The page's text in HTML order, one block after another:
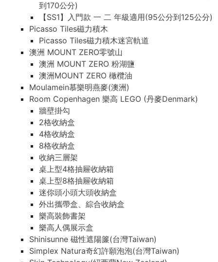
到170公分)
【SS1】入門款 一 二 年級適用(95公分到125公分)
Picasso Tiles磁力積木
Picasso Tiles磁力積木迷宮軌道
澳洲 MOUNT ZERO零號山
澳洲 MOUNT ZERO 粉湖鹽
澳洲MOUNT ZERO 橄欖油
Moulamein慕樂明燕麥(澳洲)
Room Copenhagen 樂高 LEGO (丹麥Denmark)
牆壁掛勾
2格收納盒
4格收納盒
8格收納盒
收納三層架
桌上型4格抽屜收納箱
桌上型8格抽屜收納箱
迷你頭小頭大頭收納盒
外出攜帶盒、綜合收納盒
樂高裝飾書架
樂高人偶展示盒
Shinisunne 磁性遮陽簾(台灣Taiwan)
Simplex Natura奇幻許願泡泡(台灣Taiwan)